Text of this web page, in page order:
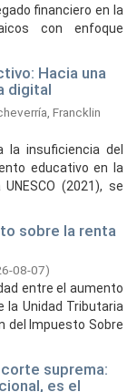
financiero en la
con enfoque
Hacia una
digital
Francklin
la insuficiencia del
educativo en la
(2021), se
sobre la renta
08-07)
entre el aumento
la Unidad Tributaria
del Impuesto Sobre
suprema:
es el